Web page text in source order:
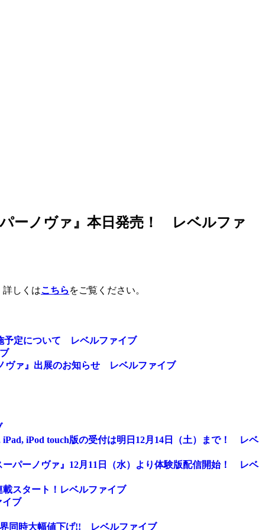
ーノヴァ』本日発売！ レベルファ
詳しくはこちら をご覧ください。
予定について レベルファイブ
ヴァ』出展のお知らせ レベルファイブ
iPod touch版の受付は明日12月14日（土）まで！ レベ
パーノヴァ』12月11日（水）より体験版配信開始！ レベ
スタート！レベルファイブ
ブ
界同時大幅値下げ!! レベルファイブ